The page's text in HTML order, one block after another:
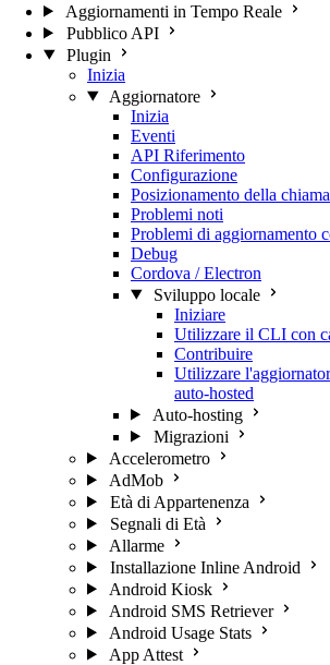
Aggiornamenti in Tempo Reale
Pubblico API
Plugin
Inizia
Aggiornatore
Inizia
Eventi
API Riferimento
Configurazione
Posizionamento della
Problemi noti
Problemi di aggiornamento
Debug
Cordova / Electron
Sviluppo locale
Iniziare
Utilizzare il CLI con
Contribuire
Utilizzare
auto-hosted
Auto-hosting
Migrazioni
Accelerometro
AdMob
Età di Appartenenza
Segnali di Età
Allarme
Installazione Inline Android
Android Kiosk
Android SMS Retriever
Android Usage Stats
App Attest